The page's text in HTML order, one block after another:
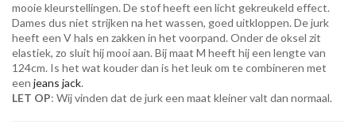
mooie kleurstellingen. De stof heeft een licht gekreukeld effect.
Dames dus niet strijken na het wassen, goed uitkloppen. De jurk
heeft een V hals en zakken in het voorpand. Onder de oksel zit
elastiek, zo sluit hij mooi aan. Bij maat M heeft hij een lengte van
124cm. Is het wat kouder dan is het leuk om te combineren met
een jeans jack.
LET OP: Wij vinden dat de jurk een maat kleiner valt dan normaal.